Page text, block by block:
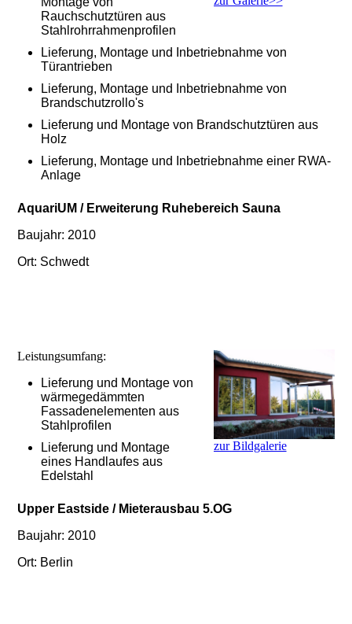
Rauchschutztüren aus
Stahlrohrrahmenprofilen
Lieferung, Montage und Inbetriebnahme von
Türantrieben
Lieferung, Montage und Inbetriebnahme von
Brandschutzrollo's
Lieferung und Montage von Brandschutztüren aus
Holz
Lieferung, Montage und Inbetriebnahme einer RWA-
Anlage
AquariUM / Erweiterung Ruhebereich Sauna
Baujahr: 2010
Ort: Schwedt
zur Bildgalerie
Leistungsumfang:
Lieferung und Montage von
wärmegedämmten
Fassadenelementen aus
Stahlprofilen
Lieferung und Montage
eines Handlaufes aus
Edelstahl
Upper Eastside / Mieterausbau 5.OG
Baujahr: 2010
Ort: Berlin